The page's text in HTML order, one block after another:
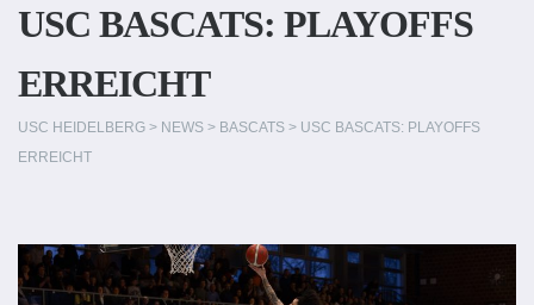
USC BASCATS: PLAYOFFS
ERREICHT
USC HEIDELBERG > NEWS > BASCATS > USC BASCATS: PLAYOFFS
ERREICHT